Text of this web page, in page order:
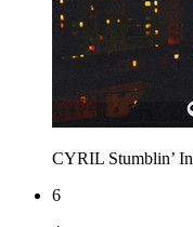
CYRIL Stumblin’ In
6